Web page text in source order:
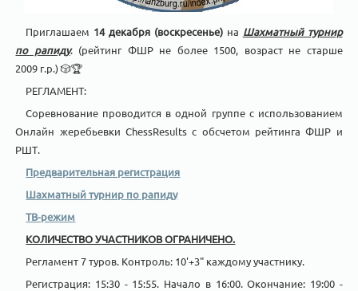
Приглашаем 14 декабря (воскресенье) на Шахматный турнир
по рапиду. (рейтинг ФШР не более 1500, возраст не старше
2009 г.р.) 🎲🏆
РЕГЛАМЕНТ:
Соревнование проводится в одной группе с использованием
Онлайн жеребьевки ChessResults с обсчетом рейтинга ФШР и
РШТ.
Предварительная регистрация
Шахматный турнир по рапиду
ТВ-режим
КОЛИЧЕСТВО УЧАСТНИКОВ ОГРАНИЧЕНО.
Регламент 7 туров. Контроль: 10'+3" каждому участнику.
Регистрация: 15:30 - 15:55. Начало в 16:00. Окончание: 19:00 -